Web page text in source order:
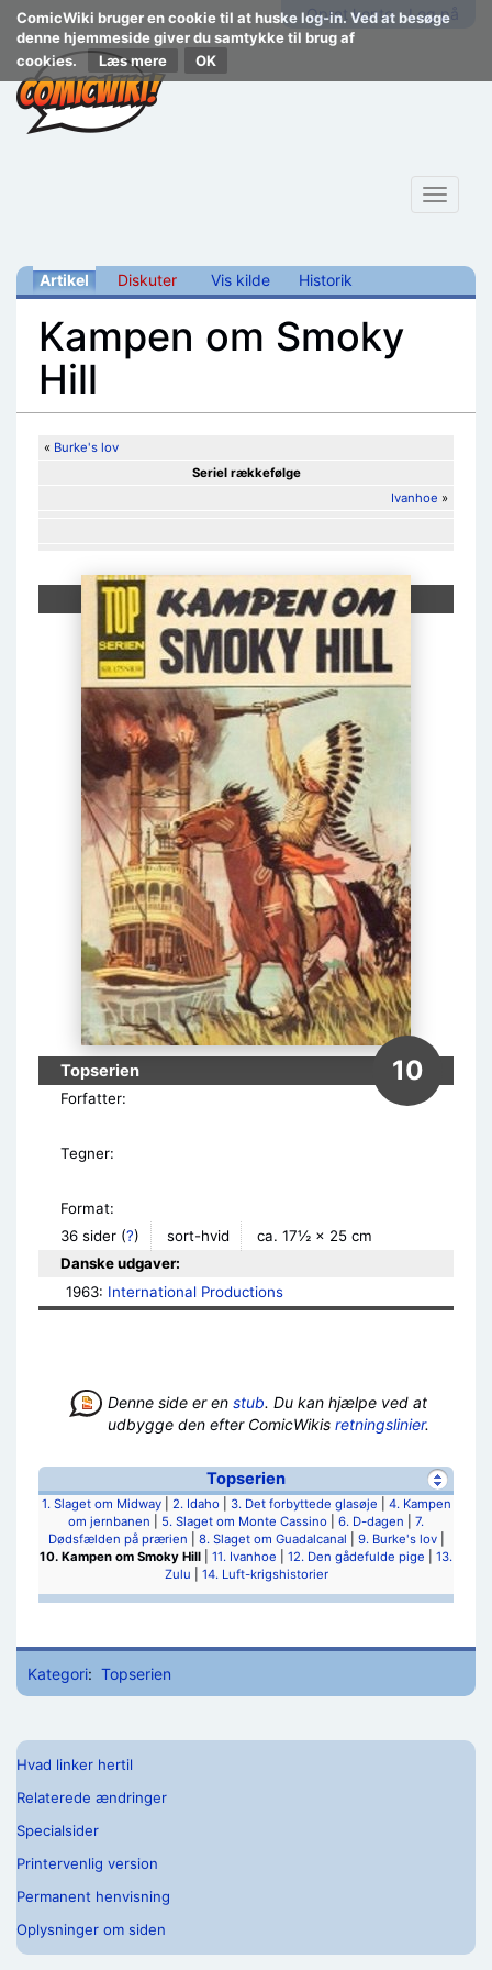
ComicWiki bruger en cookie til at huske log-in. Ved at besøge
denne hjemmeside giver du samtykke til brug af
cookies.
Læs mere
Opret konto Log på
Toggle
Artikel Diskuter Vis kilde Historik
Kampen om Smoky
Hill
« Burke's lov
Seriel rækkefølge
Ivanhoe »
Topserien 10
Forfatter:
Tegner:
Format:
36 sider (?) sort-hvid
ca. 17½ × 25 cm
Danske udgaver:
1963: International Productions
Denne side er en stub. Du kan hjælpe ved at
udbygge den efter ComicWikis retningslinier.
Topserien
1. Slaget om Midway| 2. Idaho| 3. Det forbyttede glasøje
4. Kampen
om jernbanen
5. Slaget om Monte Cassino 6. D-dagen
7.
Dødsfælden på prærien
8. Slaget om Guadalcanal 9. Burke's lov|
10. Kampen om Smoky Hill
11. Ivanhoe 12. Den gådefulde pige
13.
Zulu
14. Luft-krigshistorier
Kategori: Topserien
Hvad linker hertil
Relaterede ændringer
Specialsider
Printervenlig version
Permanent henvisning
Oplysninger om siden